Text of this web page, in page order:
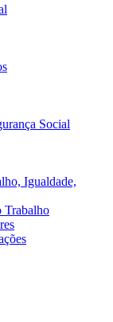
Social
Igualdade,
Trabalho